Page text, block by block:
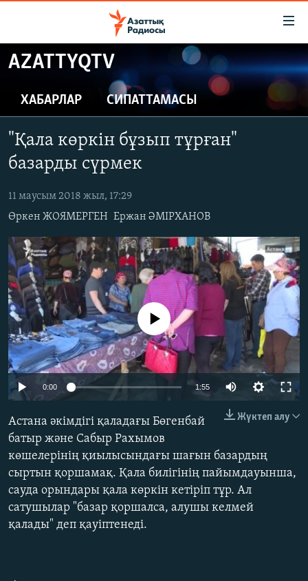
Skip
to
content
main
Navigation
Skip
Search
ЖАҢАЛЫҚТАР
САЯСАТ
ҚАҢТАР ОҚИҒАСЫ
АДАМ ҚҰҚЫҚТАРЫ
ӘЛЕУМЕТ
ӘЛЕМ
АРНАЙЫ ЖОБАЛАР
Русский
ЖАЗЫЛЫҢЫЗ
Басқа тілдерде
AZATTYQTV
ХАБАРЛАР СИПАТТАМАСЫ
"Қала көркін бұзып тұрған"
базарды сүрмек
11 маусым 2018 жыл, 17:29
Өркен ЖОЯМЕРГЕН Ержан ӘМІРХАНОВ
No media source currently available
0:00 1:55
Жүктеп алу
Астана әкімдігі қаладағы Бөгенбай
батыр және Сабыр Рахымов
көшелерінің қиылысындағы шағын базардың
сыртын қоршамақ. Қала билігінің пайымдауынша,
сауда орындары қала көркін кетіріп тұр. Ал
сатушылар "базар қоршалса, алушы келмей
қалады" деп қауіптенеді.